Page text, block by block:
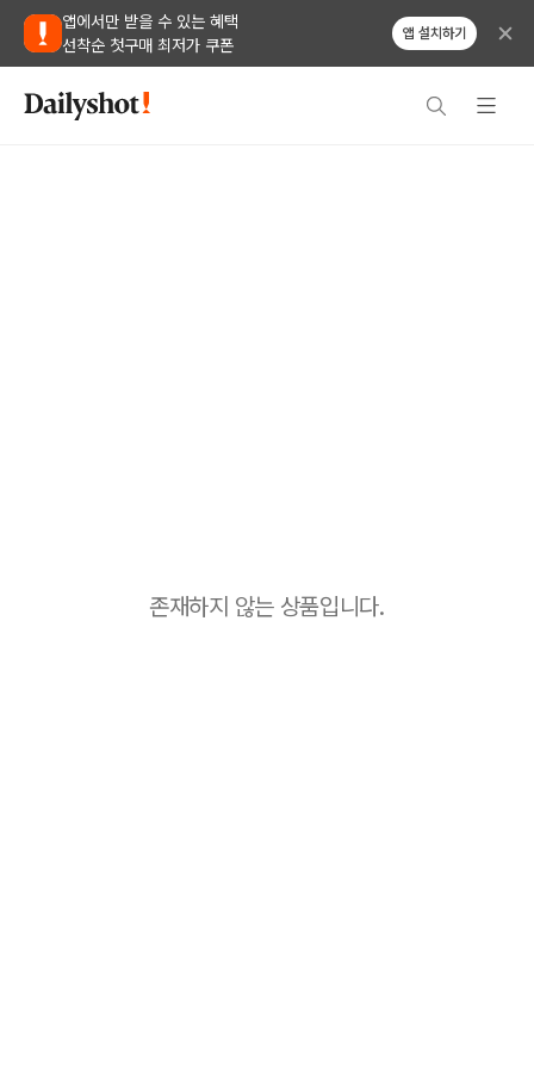
앱에서만 받을 수 있는 혜택
선착순 첫구매 최저가 쿠폰
앱 설치하기
존재하지 않는 상품입니다.